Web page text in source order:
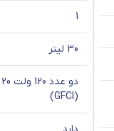
1
30 لیتر
(GFCI)